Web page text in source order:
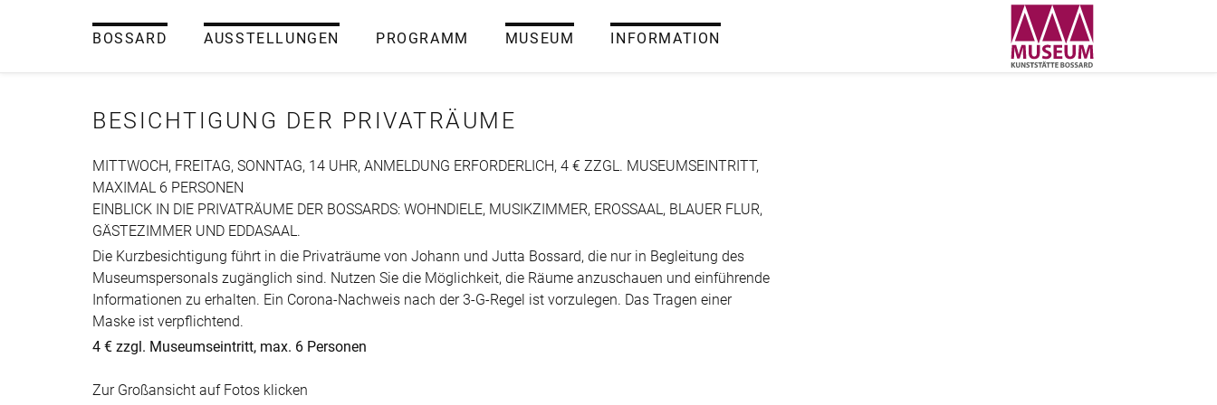
BOSSARD AUSSTELLUNGEN PROGRAMM MUSEUM INFORMATION
BESICHTIGUNG DER PRIVATRÄUME
MITTWOCH, FREITAG, SONNTAG, 14 UHR, ANMELDUNG ERFORDERLICH, 4 € ZZGL. MUSEUMSEINTRITT,
MAXIMAL 6 PERSONEN
EINBLICK IN DIE PRIVATRÄUME DER BOSSARDS: WOHNDIELE, MUSIKZIMMER, EROSSAAL, BLAUER FLUR,
GÄSTEZIMMER UND EDDASAAL.
Die Kurzbesichtigung führt in die Privaträume von Johann und Jutta Bossard, die nur in Begleitung des
Museumspersonals zugänglich sind. Nutzen Sie die Möglichkeit, die Räume anzuschauen und einführende
Informationen zu erhalten. Ein Corona-Nachweis nach der 3-G-Regel ist vorzulegen. Das Tragen einer
Maske ist verpflichtend.
4 € zzgl. Museumseintritt, max. 6 Personen
Zur Großansicht auf Fotos klicken